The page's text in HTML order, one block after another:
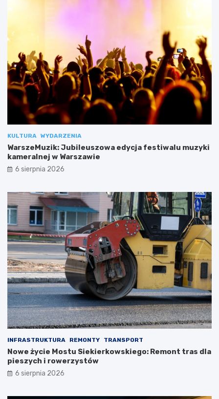
KULTURA WYDARZENIA
WarszeMuzik: Jubileuszowa edycja festiwalu muzyki
kameralnej w Warszawie
6 sierpnia 2026
INFRASTRUKTURA REMONTY TRANSPORT
Nowe życie Mostu Siekierkowskiego: Remont tras dla
pieszych i rowerzystów
6 sierpnia 2026